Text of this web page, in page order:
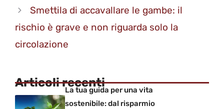
Smettila di accavallare le gambe: il
rischio è grave e non riguarda solo la
circolazione
Articoli recenti
La tua guida per una vita
sostenibile: dal risparmio